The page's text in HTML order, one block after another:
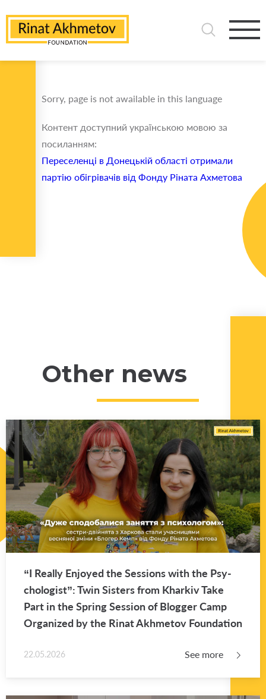
Sorry, page is not awailable in this language
Контент доступний українською мовою за
посиланням:
Переселенці в Донецькій області отримали
партію обігрівачів від Фонду Ріната Ахметова
Other news
“I Re­ally En­joyed the Ses­sions with the Psy­
chol­o­gist”: Twin Sis­ters from Kharkiv Take
Part in the Spring Ses­sion of Blog­ger Camp
Or­ga­nized by the Rinat Akhme­tov Foun­da­tion
22.05.2026 See more